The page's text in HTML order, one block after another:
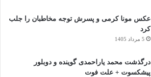
عکس مونا کرمی و پسرش توجه مخاطبان را جلب
کرد
5 مرداد 1405
درگذشت محمد یاراحمدی گوینده و دوبلور
پیشکسوت + علت فوت